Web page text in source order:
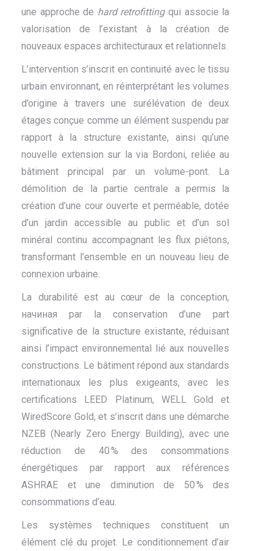
une approche de hard retrofittingqui associe la
valorisation de l’existant à la création de
nouveaux espaces architecturaux et relationnels.
L’intervention s’inscrit en continuité avec le tissu
urbain environnant, en réinterprétant les volumes
d’origine à travers une surélévation de deux
étages conçue comme un élément suspendu par
rapport à la structure existante, ainsi qu’une
nouvelle extension sur la via Bordoni, reliée au
bâtiment principal par un volume-pont. La
démolition de la partie centrale a permis la
création d’une cour ouverte et perméable, dotée
d’un jardin accessible au public et d’un sol
minéral continu accompagnant les flux piétons,
transformant l’ensemble en un nouveau lieu de
connexion urbaine.
La durabilité est au cœur de la conception,
начиная par la conservation d’une part
significative de la structure existante, réduisant
ainsi l’impact environnemental lié aux nouvelles
constructions. Le bâtiment répond aux standards
internationaux les plus exigeants, avec les
certifications LEED Platinum, WELL Gold et
WiredScore Gold, et s’inscrit dans une démarche
NZEB (Nearly Zero Energy Building), avec une
réduction de 40 % des consommations
énergétiques par rapport aux références
ASHRAE et une diminution de 50 % des
consommations d’eau.
Les systèmes techniques constituent un
élément clé du projet. Le conditionnement d’air